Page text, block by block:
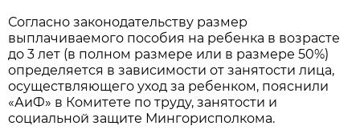
Согласно законодательству размер
выплачиваемого пособия на ребенка в возрасте
до 3 лет (в полном размере или в размере 50%)
определяется в зависимости от занятости лица,
осуществляющего уход за ребенком, пояснили
«АиФ» в Комитете по труду, занятости и
социальной защите Мингорисполкома.